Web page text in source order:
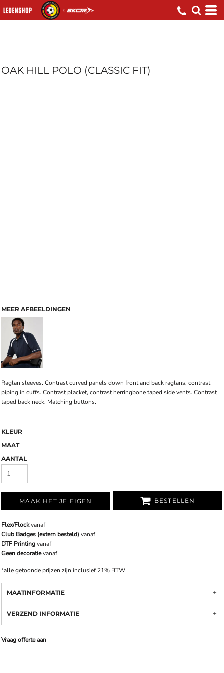
OAK HILL POLO (CLASSIC FIT)
MEER AFBEELDINGEN
Raglan sleeves. Contrast curved panels down front and back raglans, contrast
piping in cuffs. Contrast placket, contrast herringbone taped side vents. Contrast
taped back neck. Matching buttons.
KLEUR
MAAT
AANTAL
MAAK HET JE EIGEN BESTELLEN
Flex/Flockvanaf
Club Badges (extern besteld) vanaf
DTF Printingvanaf
Geen decoratievanaf
*alle getoonde prijzen zijn inclusief 21% BTW
MAATINFORMATIE
VERZEND INFORMATIE
Vraag offerte aan